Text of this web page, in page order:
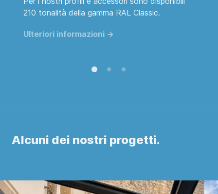
210 tonalità della gamma RAL Classic.
Ulteriori informazioni ->
Alcuni dei nostri progetti.